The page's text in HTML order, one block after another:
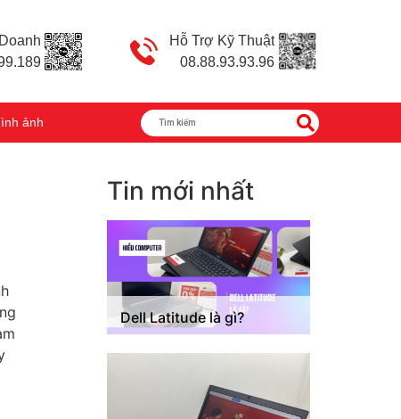
Hỗ Trợ Kỹ Thuật
08.88.93.93.96
ảnh
Tin mới nhất
Dell Latitude là gì?